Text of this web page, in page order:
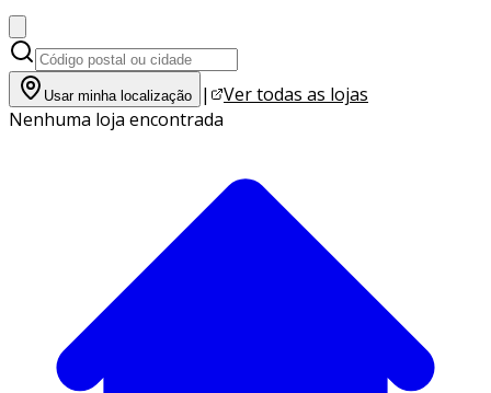
Usar minha localização |
Ver todas as lojas
Nenhuma loja encontrada